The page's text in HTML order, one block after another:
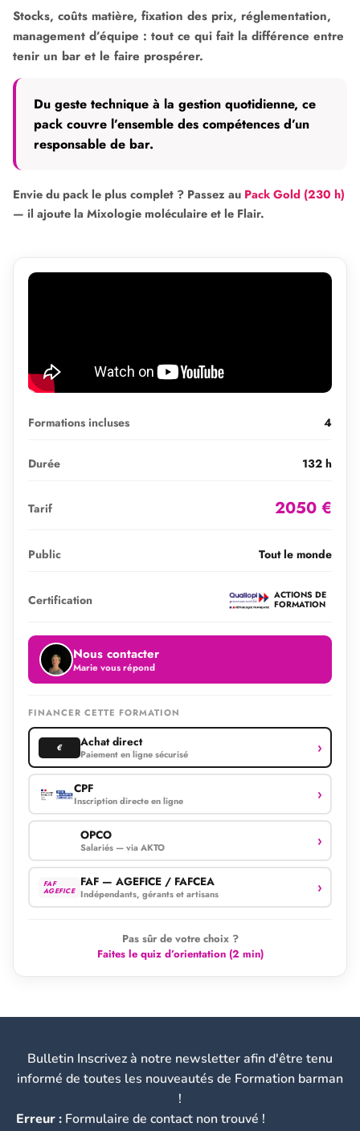
Stocks, coûts matière, fixation des prix, réglementation,
management d’équipe : tout ce qui fait la différence entre
tenir un bar et le faire prospérer.
Du geste technique à la gestion quotidienne, ce
pack couvre l’ensemble des compétences d’un
responsable de bar.
Envie du pack le plus complet ? Passez au Pack Gold (230 h)
— il ajoute la Mixologie moléculaire et le Flair.
Formations incluses 4
Durée 132 h
Tarif 2050 €
Public Tout le monde
Certification
ACTIONS DE
FORMATION
Nous contacter
Marie vous répond
FINANCER CETTE FORMATION
€ Achat direct
Paiement en ligne sécurisé ›
CPF
Inscription directe en ligne ›
OPCO
Salariés — via AKTO ›
FAF
AGEFICE
FAF — AGEFICE / FAFCEA
Indépendants, gérants et artisans ›
Pas sûr de votre choix ?
Faites le quiz d’orientation (2 min)
Bulletin Inscrivez à notre newsletter afin d'être tenu
informé de toutes les nouveautés de Formation barman
!
Erreur : Formulaire de contact non trouvé !